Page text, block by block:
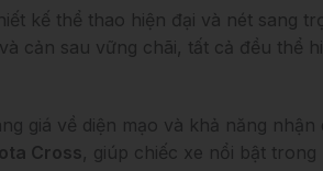
kế thể thao hiện đại và nét sang
cản sau vững chãi, tất cả đều thể
giá về diện mạo và khả năng
Cross, giúp chiếc xe nổi bật trong